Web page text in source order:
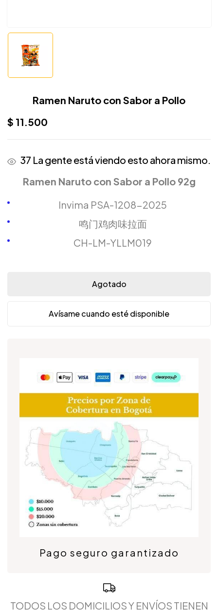
Ramen Naruto con Sabor a Pollo
$ 11.500
37 La gente está viendo esto ahora mismo.
Ramen Naruto con Sabor a Pollo 92g
Invima PSA-1208-2025
鸣门鸡肉味拉面
CH-LM-YLLM019
Agotado
Avísame cuando esté disponible
Pago seguro garantizado
TODOS LOS DOMICILIOS Y ENVÍOS TIENEN